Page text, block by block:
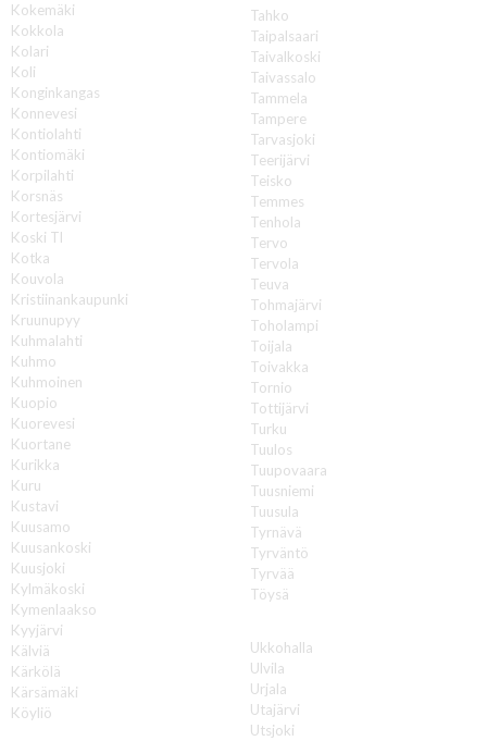
Kokemäki
Kokkola
Kolari
Koli
Konginkangas
Konnevesi
Kontiolahti
Kontiomäki
Korpilahti
Korsnäs
Kortesjärvi
Koski Tl
Kotka
Kouvola
Kristiinankaupunki
Kruunupyy
Kuhmalahti
Kuhmo
Kuhmoinen
Kuopio
Kuorevesi
Kuortane
Kurikka
Kuru
Kustavi
Kuusamo
Kuusankoski
Kuusjoki
Kylmäkoski
Kymenlaakso
Kyyjärvi
Kälviä
Kärkölä
Kärsämäki
Köyliö
Tahko
Taipalsaari
Taivalkoski
Taivassalo
Tammela
Tampere
Tarvasjoki
Teerijärvi
Teisko
Temmes
Tenhola
Tervo
Tervola
Teuva
Tohmajärvi
Toholampi
Toijala
Toivakka
Tornio
Tottijärvi
Turku
Tuulos
Tuupovaara
Tuusniemi
Tuusula
Tyrnävä
Tyrväntö
Tyrvää
Töysä
Ukkohalla
Ulvila
Urjala
Utajärvi
Utsjoki